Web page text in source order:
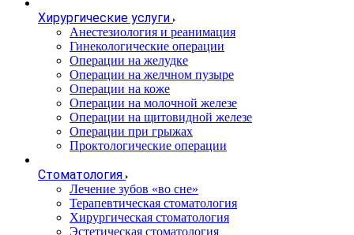
Хирургические услуги
Анестезиология и реанимация
Гинекологические операции
Операции на желудке
Операции на желчном пузыре
Операции на коже
Операции на молочной железе
Операции на щитовидной железе
Операции при грыжах
Проктологические операции
Стоматология
Лечение зубов «во сне»
Терапевтическая стоматология
Хирургическая стоматология
Эстетическая стоматология